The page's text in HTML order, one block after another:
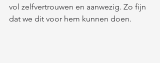
vol zelfvertrouwen en aanwezig. Zo fijn
dat we dit voor hem kunnen doen.